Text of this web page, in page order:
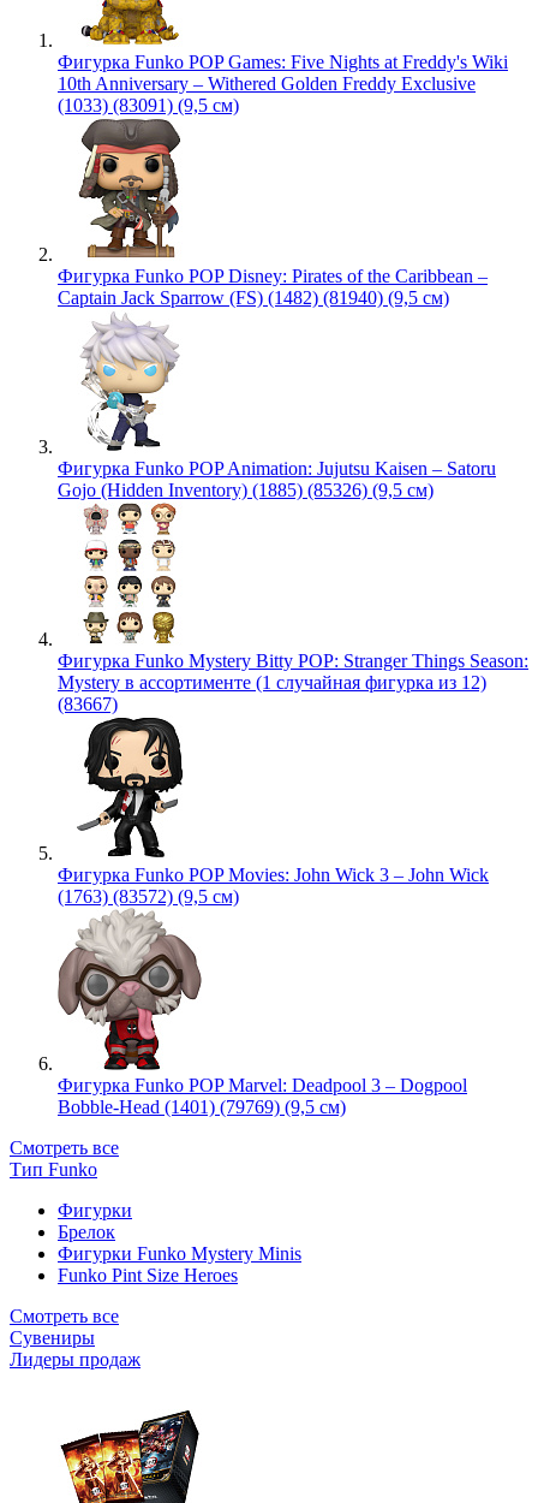
Фигурка Funko POP Games: Five Nights at Freddy's Wiki
10th Anniversary – Withered Golden Freddy Exclusive
(1033) (83091) (9,5 см)
Фигурка Funko POP Disney: Pirates of the Caribbean –
Captain Jack Sparrow (FS) (1482) (81940) (9,5 см)
Фигурка Funko POP Animation: Jujutsu Kaisen – Satoru
Gojo (Hidden Inventory) (1885) (85326) (9,5 см)
Фигурка Funko Mystery Bitty POP: Stranger Things Season:
Mystery в ассортименте (1 случайная фигурка из 12)
(83667)
Фигурка Funko POP Movies: John Wick 3 – John Wick
(1763) (83572) (9,5 см)
Фигурка Funko POP Marvel: Deadpool 3 – Dogpool
Bobble-Head (1401) (79769) (9,5 см)
Смотреть все
Тип Funko
Фигурки
Брелок
Фигурки Funko Mystery Minis
Funko Pint Size Heroes
Смотреть все
Сувениры
Лидеры продаж